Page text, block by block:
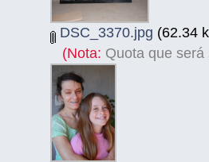
DSC_3370.jpg (62.34
(Nota: Quota que